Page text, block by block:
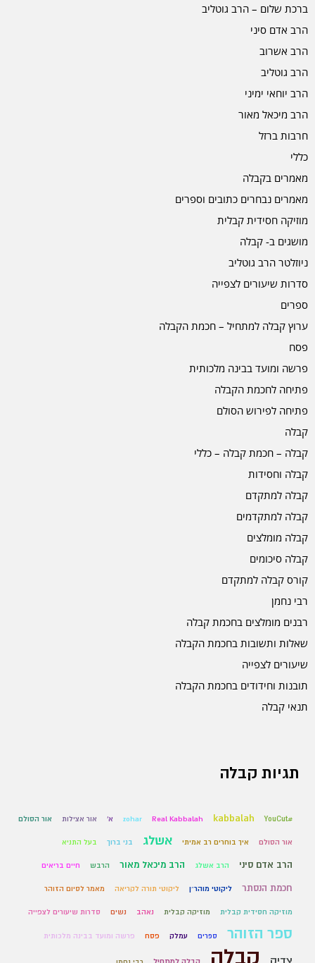
ברכת שלום – הרב גוטליב
הרב אדם סיני
הרב אשרוב
הרב גוטליב
הרב יוחאי ימיני
הרב מיכאל מאור
חרבות ברזל
כללי
מאמרים בקבלה
מאמרים נבחרים כתובים וספרים
מוזיקה חסידית קבלית
מושגים ב- קבלה
ניוזלטר הרב גוטליב
סדרות שיעורים לצפייה
ספרים
ערוץ קבלה למתחיל – חכמת הקבלה
פסח
פרשה ומועד בבינה מלכותית
פתיחה לחכמת הקבלה
פתיחה לפירוש הסולם
קבלה
קבלה – חכמת קבלה – כללי
קבלה וחסידות
קבלה למתקדם
קבלה למתקדמים
קבלה מומלצים
קבלה סיכומים
קורס קבלה למתקדם
רבי נחמן
רבנים מומלצים בחכמת קבלה
שאלות ותשובות בחכמת הקבלה
שיעורים לצפייה
תובנות וחידודים בחכמת הקבלה
תנאי קבלה
תגיות קבלה
#YouCut
kabbalah
Real Kabbalah
zohar א' אור אצילות אור הסולם
אור הסולם איך בוחרים רב אמיתי אשלג בני ברוך בעל התניא
הרב אדם סיני הרב אשלג הרב מיכאל מאור הרבש חיים בריאים
חכמת הנסתר ליקוטי מוהר״ן ליקוטי תורה לקריאה מאמר לסיום הזוהר
מוזיקה חסידית קבלית מוזיקה קבלית נאהב נשים סדרות שיעורים לצפייה
ספר הזוהר ספרים עמלק פסח פרשה ומועד בבינה מלכותית
קבלה